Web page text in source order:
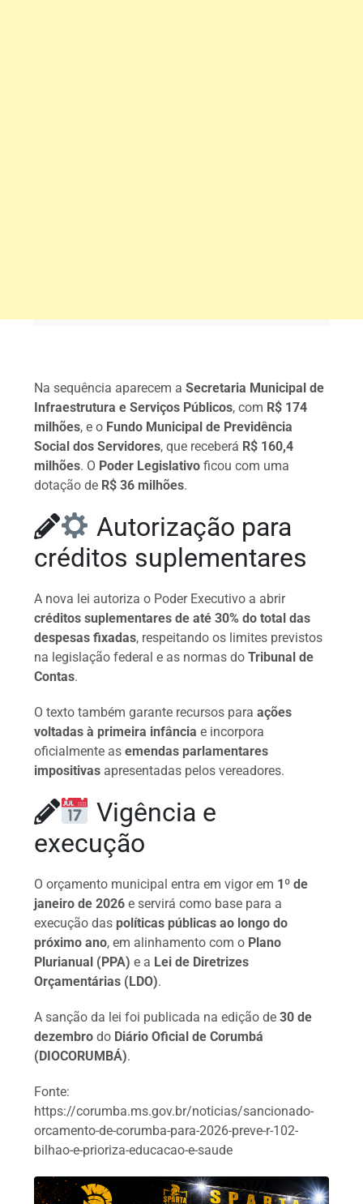
Na sequência aparecem aSecretaria Municipal de
Infraestrutura e Serviços Públicos, com R$ 174
milhões, e o Fundo Municipal de Previdência
Social dos Servidores, que receberá R$ 160,4
milhões. O Poder Legislativo ficou com uma
dotação de R$ 36 milhões.
Autorização para
créditos suplementares
A nova lei autoriza o Poder Executivo a abrir
créditos suplementares de até 30% do total das
despesas fixadas, respeitando os limites previstos
na legislação federal e as normas doTribunal de
Contas.
O texto também garante recursos paraações
voltadas à primeira infância e incorpora
oficialmente asemendas parlamentares
impositivas apresentadas pelos vereadores.
Vigência e
execução
O orçamento municipal entra em vigor em 1º de
janeiro de 2026 e servirá como base para a
execução das políticas públicas ao longo do
próximo ano, em alinhamento com o Plano
Plurianual (PPA) e a Lei de Diretrizes
Orçamentárias (LDO).
A sanção da lei foi publicada na edição de30 de
dezembro do Diário Oficial de Corumbá
(DIOCORUMBÁ).
Fonte:
https://corumba.ms.gov.br/noticias/sancionado-
orcamento-de-corumba-para-2026-preve-r-102-
bilhao-e-prioriza-educacao-e-saude